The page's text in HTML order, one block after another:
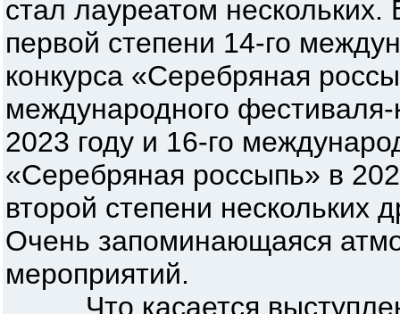
стал лауреатом нескольких.
первой степени 14-го
конкурса «Серебряная
международного
2023 году и 16-го
«Серебряная россыпь» в
второй степени нескольких
Очень запоминающаяся
мероприятий.
Что касается